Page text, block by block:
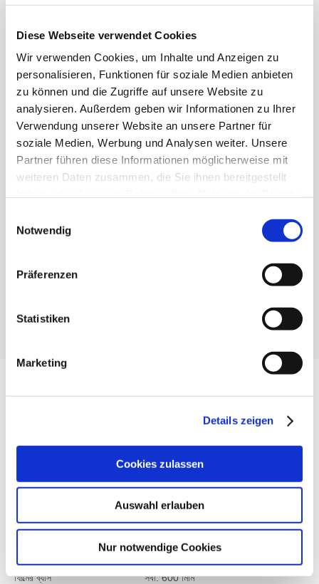
Diese Webseite verwendet Cookies
Wir verwenden Cookies, um Inhalte und Anzeigen zu
personalisieren, Funktionen für soziale Medien anbieten
zu können und die Zugriffe auf unsere Website zu
analysieren. Außerdem geben wir Informationen zu Ihrer
Verwendung unserer Website an unsere Partner für
soziale Medien, Werbung und Analysen weiter. Unsere
Partner führen diese Informationen möglicherweise mit
weiteren Daten zusammen, die Sie ihnen bereitgestellt
Notwendig
Präferenzen
Statistiken
Marketing
Details zeigen
Cookies zulassen
Auswahl erlauben
Nur notwendige Cookies
নিবন্ধন করুন বা লগ ইন করুন,
এই বিষয়ে কেস স্টাডিতে অ্যাক্সেস পেতে।
ফিল্মের ব্যাস সর্বা. 600 মিমি